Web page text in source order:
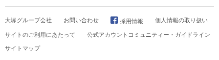
大塚グループ会社 お問い合わせ 採用情報 個人情報の取り扱い
サイトのご利用にあたって
公式アカウントコミュニティー・ガイドライン
サイトマップ